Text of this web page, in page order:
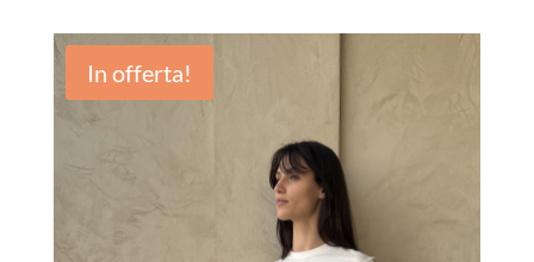
In offerta!